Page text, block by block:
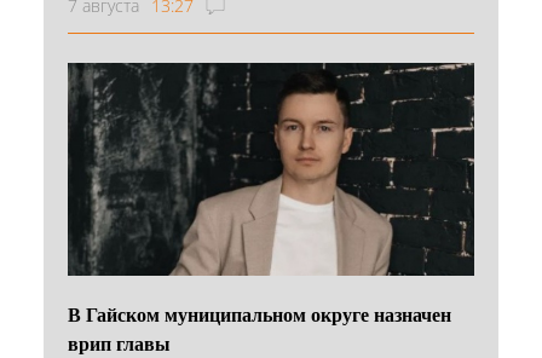
7 августа 13:27
В Гайском муниципальном округе назначен
врип главы